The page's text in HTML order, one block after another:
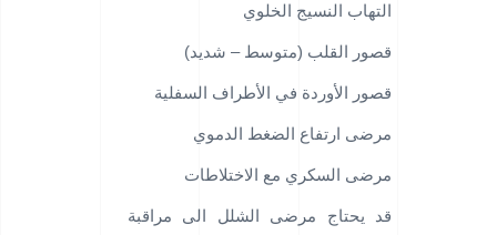
التهاب النسيج الخلوي
قصور القلب (متوسط – شديد)
قصور الأوردة في الأطراف السفلية
مرضى ارتفاع الضغط الدموي
مرضى السكري مع الاختلاطات
قد يحتاج مرضى الشلل الى مراقبة